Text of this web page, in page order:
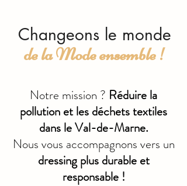
Changeons le monde
de la Mode ensemble !
Notre mission ? Réduire la
pollution et les déchets textiles
dans le Val-de-Marne.
Nous vous accompagnons vers un
dressing plus durable et
responsable !